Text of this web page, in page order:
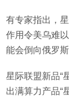
有专家指出，
作用令美乌难
能会倒向俄罗斯
星际联盟新品“
出满算力产品“